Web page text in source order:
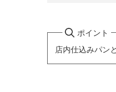
ポイント
店内仕込みパン